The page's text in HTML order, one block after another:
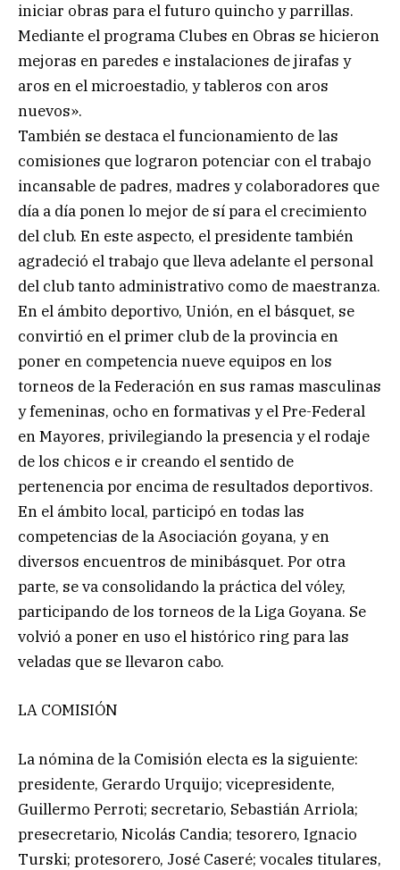
iniciar obras para el futuro quincho y parrillas.
Mediante el programa Clubes en Obras se hicieron
mejoras en paredes e instalaciones de jirafas y
aros en el microestadio, y tableros con aros
nuevos».
También se destaca el funcionamiento de las
comisiones que lograron potenciar con el trabajo
incansable de padres, madres y colaboradores que
día a día ponen lo mejor de sí para el crecimiento
del club. En este aspecto, el presidente también
agradeció el trabajo que lleva adelante el personal
del club tanto administrativo como de maestranza.
En el ámbito deportivo, Unión, en el básquet, se
convirtió en el primer club de la provincia en
poner en competencia nueve equipos en los
torneos de la Federación en sus ramas masculinas
y femeninas, ocho en formativas y el Pre-Federal
en Mayores, privilegiando la presencia y el rodaje
de los chicos e ir creando el sentido de
pertenencia por encima de resultados deportivos.
En el ámbito local, participó en todas las
competencias de la Asociación goyana, y en
diversos encuentros de minibásquet. Por otra
parte, se va consolidando la práctica del vóley,
participando de los torneos de la Liga Goyana. Se
volvió a poner en uso el histórico ring para las
veladas que se llevaron cabo.
LA COMISIÓN
La nómina de la Comisión electa es la siguiente:
presidente, Gerardo Urquijo; vicepresidente,
Guillermo Perroti; secretario, Sebastián Arriola;
presecretario, Nicolás Candia; tesorero, Ignacio
Turski; protesorero, José Caseré; vocales titulares,